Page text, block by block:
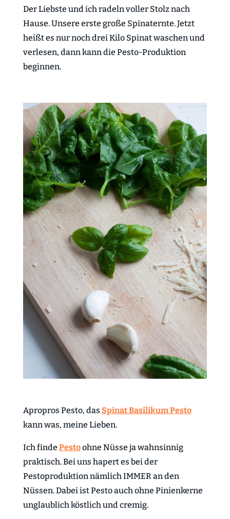
Der Liebste und ich radeln voller Stolz nach
Hause. Unsere erste große Spinaternte. Jetzt
heißt es nur noch drei Kilo Spinat waschen und
verlesen, dann kann die Pesto-Produktion
beginnen.
Apropros Pesto, das Spinat Basilikum Pesto
kann was, meine Lieben.
Ich finde Pestoohne Nüsse ja wahnsinnig
praktisch. Bei uns hapert es bei der
Pestoproduktion nämlich IMMER an den
Nüssen. Dabei ist Pesto auch ohne Pinienkerne
unglaublich köstlich und cremig.